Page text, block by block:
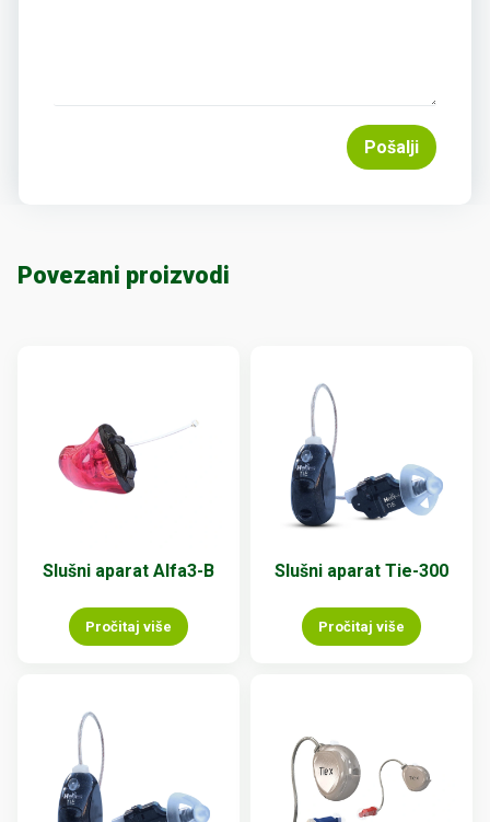
Pošalji
Povezani proizvodi
Slušni aparat Alfa3-B
Pročitaj više
Slušni aparat Tie-300
Pročitaj više